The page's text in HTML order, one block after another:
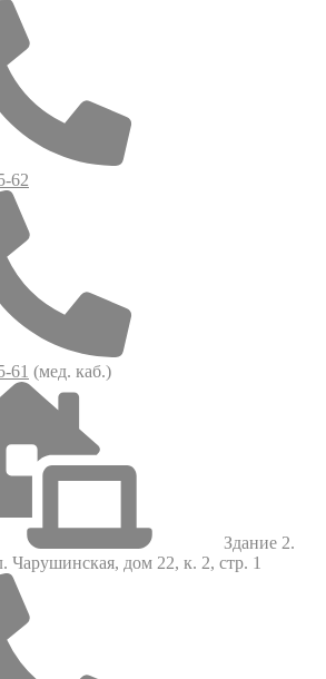
62
61 (мед. каб.)
Здание 2.
Чарушинская, дом 22, к. 2, стр. 1